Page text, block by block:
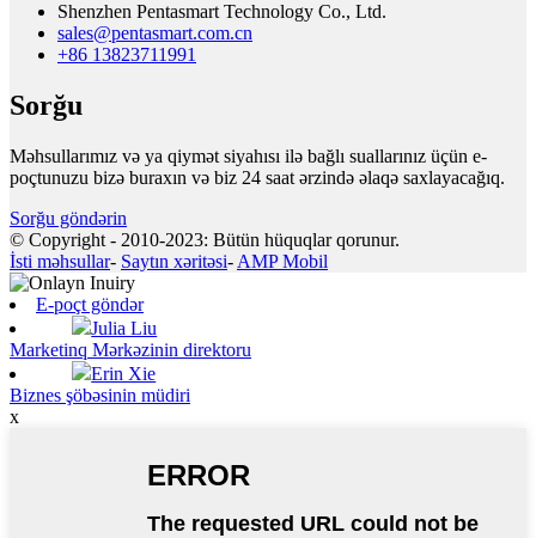
Shenzhen Pentasmart Technology Co., Ltd.
sales@pentasmart.com.cn
+86 13823711991
Sorğu
Məhsullarımız və ya qiymət siyahısı ilə bağlı suallarınız üçün e-
poçtunuzu bizə buraxın və biz 24 saat ərzində əlaqə saxlayacağıq.
Sorğu göndərin
© Copyright - 2010-2023: Bütün hüquqlar qorunur.
İsti məhsullar- Saytın xəritəsi- AMP Mobil
E-poçt göndər
Julia Liu
Marketinq Mərkəzinin direktoru
Erin Xie
Biznes şöbəsinin müdiri
x